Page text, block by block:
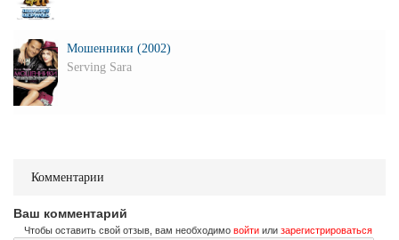
Мошенники (2002)
Serving Sara
Комментарии
Ваш комментарий
Чтобы оставить свой отзыв, вам необходимо войти или зарегистрироваться